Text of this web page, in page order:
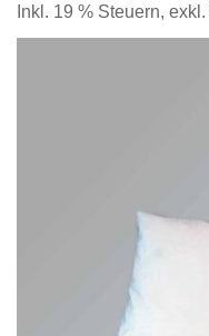
Inkl. 19 % Steuern, exkl.